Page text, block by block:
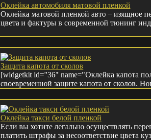
Оклейка автомобиля матовой пленкой
Оклейка матовой пленкой авто – изящное
цвета и фактуры в современной тюнинг
Защита капота от сколов
[widgetkit id="36" name="Оклейка капота
своевременной защите капота от сколов.
Оклейка такси белой пленкой
Если вы хотите легально осуществлять
платить штрафы за несоответствие цвета